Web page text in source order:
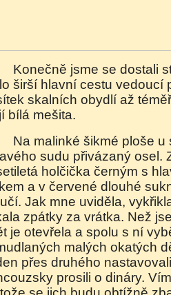
Konečně jsme se dostali strmými stezkami na o
širší hlavní cestu vedoucí
skalních obydlí až
bílá mešita.
Na malinké šikmé ploše u skály byl u starého
sudu přivázaný osel.
holčička černým s
a v červené dlouhé
Jak mne uviděla,
zpátky za vrátka. Než
je otevřela a spolu s ní
malých okatých
přes druhého
prosili o dináry.